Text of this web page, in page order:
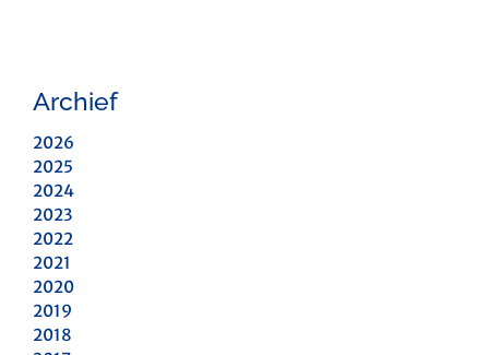
Archief
2026
2025
2024
2023
2022
2021
2020
2019
2018